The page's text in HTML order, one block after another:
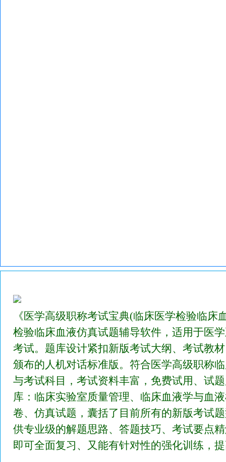
《医学高级职称考试宝典(临床医学检验临
检验临床血液仿真试题辅导软件，适用于医
考试。题库设计紧扣新版考试大纲、考试教
颁布的人机对话标准版。符合医学高级职称
与考试科目，考试资料丰富，免费试用、试
库：临床实验室质量管理、临床血液学与血
卷、仿真试题，囊括了目前所有的新版考试
供专业级的解题思路、答题技巧、考试要点
即可全面复习、又能有针对性的强化训练，